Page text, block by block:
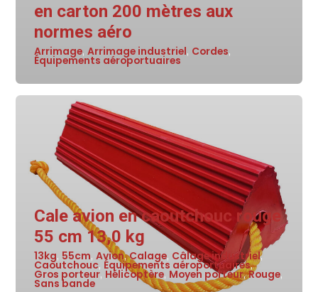
en carton 200 mètres aux
normes aéro
Arrimage, Arrimage industriel, Cordes,
Équipements aéroportuaires
Cale avion en caoutchouc rouge
55 cm 13,0 kg
13kg, 55cm, Avion,Calage, Câlage industriel,
Caoutchouc, Équipements aéroportuaires,
Gros porteur, Hélicoptère, Moyen porteur,Rouge,
Sans bande